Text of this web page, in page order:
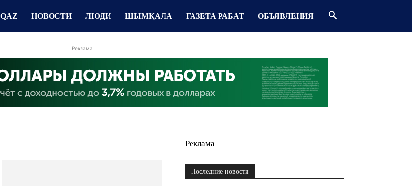
QAZ НОВОСТИ ЛЮДИ ШЫМҚАЛА ГАЗЕТА РАБАТ ОБЪЯВЛЕНИЯ
Реклама
Реклама
Последние новости